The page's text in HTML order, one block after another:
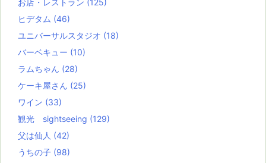
お店・レストラン (125)
ヒデタム (46)
ユニバーサルスタジオ (18)
バーベキュー (10)
ラムちゃん (28)
ケーキ屋さん (25)
ワイン (33)
観光 sightseeing (129)
父は仙人 (42)
うちの子 (98)